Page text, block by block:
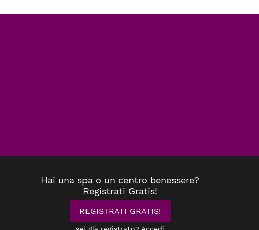
Hai una spa o un centro benessere?
Registrati Gratis!
REGISTRATI GRATIS!